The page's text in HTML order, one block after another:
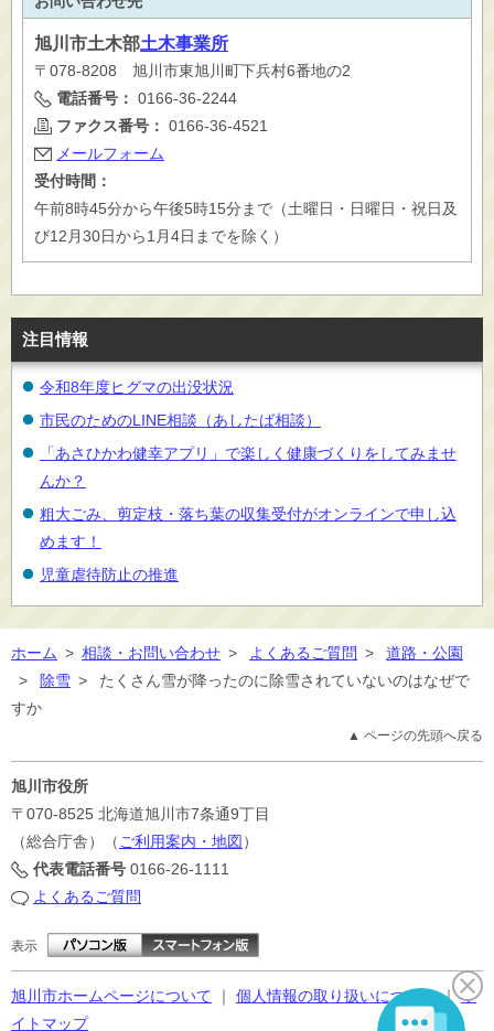
旭川市土木部土木事業所
〒078-8208 旭川市東旭川町下兵村6番地の2
電話番号： 0166-36-2244
ファクス番号： 0166-36-4521
メールフォーム
受付時間：
午前8時45分から午後5時15分まで（土曜日・日曜日・祝日及
び12月30日から1月4日までを除く）
注目情報
令和8年度ヒグマの出没状況
市民のためのLINE相談（あしたば相談）
「あさひかわ健幸アプリ」で楽しく健康づくりをしてみませ
んか？
粗大ごみ、剪定枝・落ち葉の収集受付がオンラインで申し込
めます！
児童虐待防止の推進
ホーム > 相談・お問い合わせ > よくあるご質問 >
道路・公園
>
除雪 >
たくさん雪が降ったのに除雪されていないのはなぜで
すか
▲ ページの先頭へ戻る
旭川市役所
〒070-8525 北海道旭川市7条通9丁目
（総合庁舎）（ ご利用案内・地図 ）
代表電話番号 0166-26-1111
よくあるご質問
表示
旭川市ホームページについて ｜ 個人情報の取り扱いについて｜サ
イトマップ